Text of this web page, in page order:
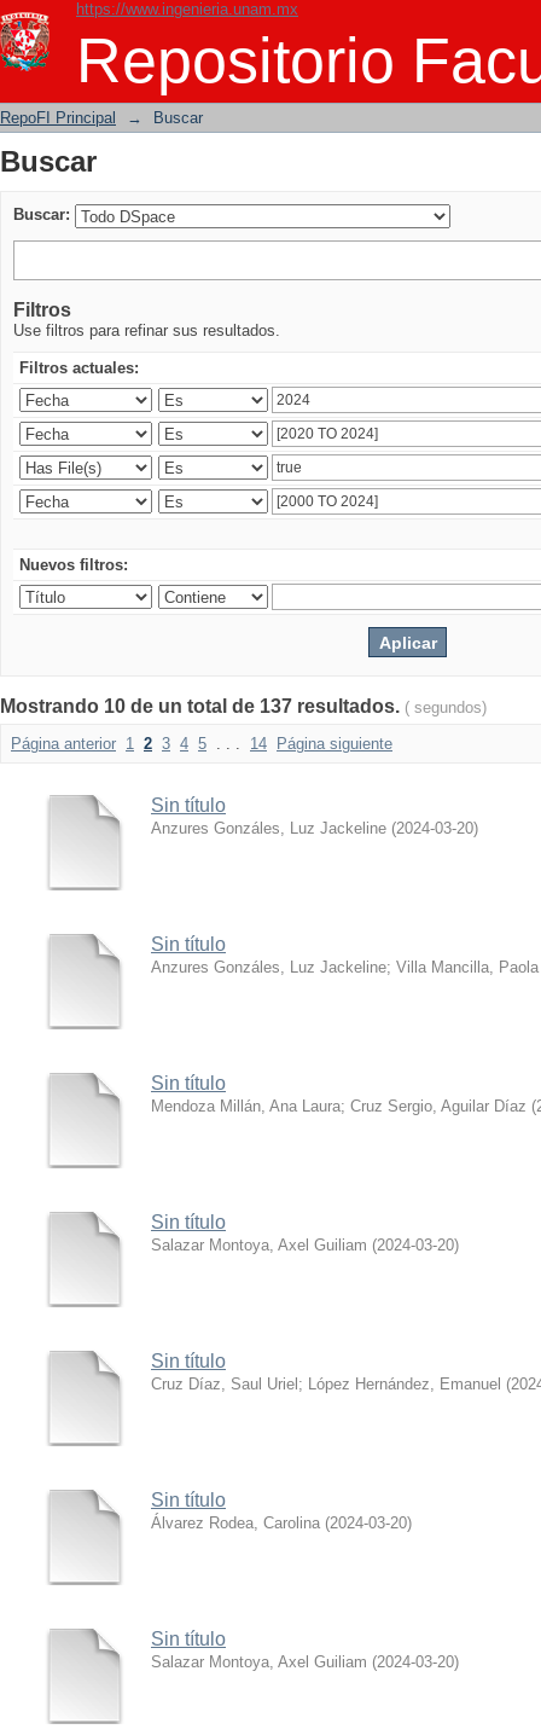
https://www.ingenieria.unam.mx
Repositorio
Buscar
RepoFI Principal → Buscar
Buscar
Buscar:
Filtros
Use filtros para refinar sus resultados.
Filtros actuales:
Nuevos filtros:
Mostrando 10 de un total de 137 resultados. ( segundos)
Página anterior 1 2 3 4 5 . . . 14 Página siguiente
Sin título
Anzures Gonzáles, Luz Jackeline (2024-03-20)
Sin título
Anzures Gonzáles, Luz Jackeline; Villa Mancilla,
Sin título
Mendoza Millán, Ana Laura; Cruz Sergio, Aguilar Díaz (
Sin título
Salazar Montoya, Axel Guiliam (2024-03-20)
Sin título
Cruz Díaz, Saul Uriel ; López Hernández, Emanuel (
Sin título
Álvarez Rodea, Carolina (2024-03-20)
Sin título
Salazar Montoya, Axel Guiliam (2024-03-20)